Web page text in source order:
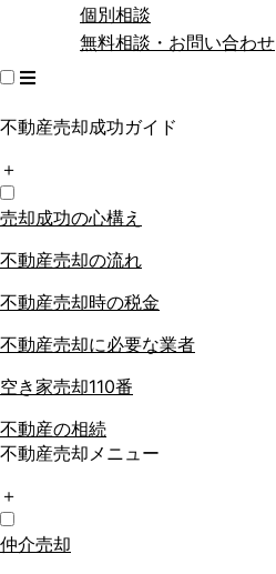
個別相談
無料相談・お問い合わせ
不動産売却成功ガイド
＋
売却成功の心構え
不動産売却の流れ
不動産売却時の税金
不動産売却に必要な業者
空き家売却110番
不動産の相続
不動産売却メニュー
＋
仲介売却